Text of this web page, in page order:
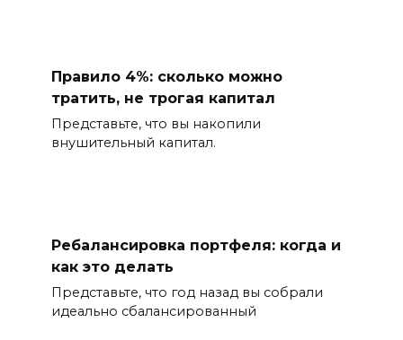
Правило 4%: сколько можно
тратить, не трогая капитал
Представьте, что вы накопили
внушительный капитал.
Ребалансировка портфеля: когда и
как это делать
Представьте, что год назад вы собрали
идеально сбалансированный